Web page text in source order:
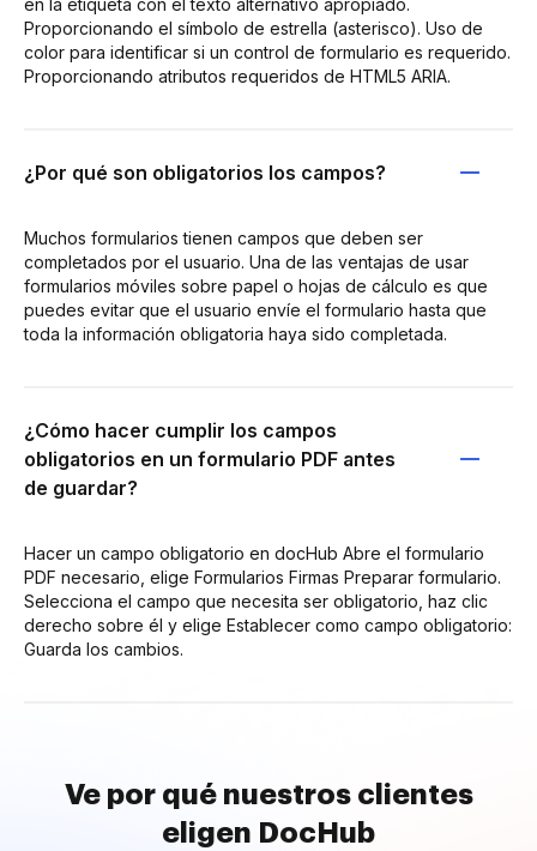
Proporcionando el símbolo de estrella (asterisco). Uso de
color para identificar si un control de formulario es requerido.
Proporcionando atributos requeridos de HTML5 ARIA.
¿Por qué son obligatorios los campos?
Muchos formularios tienen campos que deben ser
completados por el usuario. Una de las ventajas de usar
formularios móviles sobre papel o hojas de cálculo es que
puedes evitar que el usuario envíe el formulario hasta que
toda la información obligatoria haya sido completada.
¿Cómo hacer cumplir los campos
obligatorios en un formulario PDF antes
de guardar?
Hacer un campo obligatorio en docHub Abre el formulario
PDF necesario, elige Formularios Firmas Preparar formulario.
Selecciona el campo que necesita ser obligatorio, haz clic
derecho sobre él y elige Establecer como campo obligatorio:
Guarda los cambios.
Ve por qué nuestros clientes
eligen DocHub